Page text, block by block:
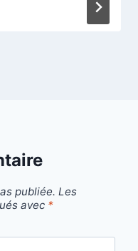
publiée. Les
avec *